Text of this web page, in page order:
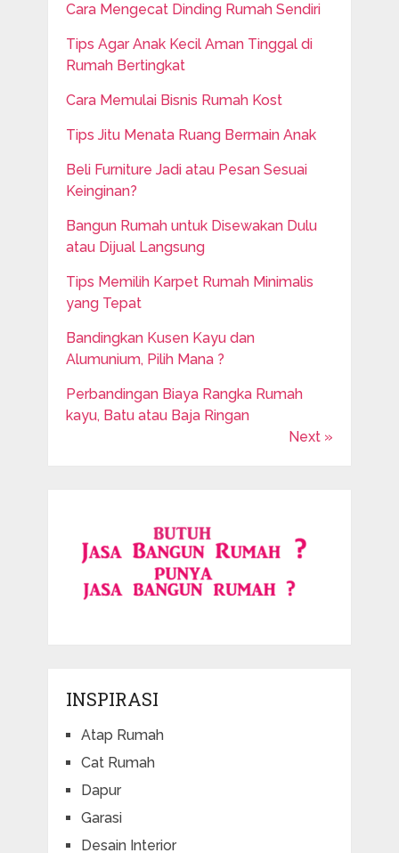
Cara Mengecat Dinding Rumah Sendiri
Tips Agar Anak Kecil Aman Tinggal di
Rumah Bertingkat
Cara Memulai Bisnis Rumah Kost
Tips Jitu Menata Ruang Bermain Anak
Beli Furniture Jadi atau Pesan Sesuai
Keinginan?
Bangun Rumah untuk Disewakan Dulu
atau Dijual Langsung
Tips Memilih Karpet Rumah Minimalis
yang Tepat
Bandingkan Kusen Kayu dan
Alumunium, Pilih Mana ?
Perbandingan Biaya Rangka Rumah
kayu, Batu atau Baja Ringan
Next »
INSPIRASI
Atap Rumah
Cat Rumah
Dapur
Garasi
Desain Interior